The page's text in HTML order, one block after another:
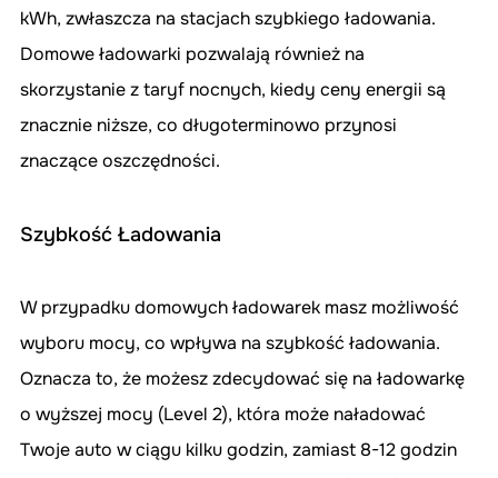
kWh, zwłaszcza na stacjach szybkiego ładowania.
Domowe ładowarki pozwalają również na
skorzystanie z taryf nocnych, kiedy ceny energii są
znacznie niższe, co długoterminowo przynosi
znaczące oszczędności.
Szybkość Ładowania
W przypadku domowych ładowarek masz możliwość
wyboru mocy, co wpływa na szybkość ładowania.
Oznacza to, że możesz zdecydować się na ładowarkę
o wyższej mocy (Level 2), która może naładować
Twoje auto w ciągu kilku godzin, zamiast 8-12 godzin